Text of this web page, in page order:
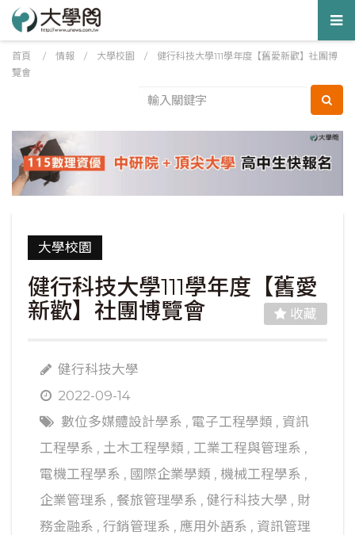
首頁 / 情報 / 大學校園 / 健行科技大學111學年度【舊愛新歡】社團博
覽會
大學校園
健行科技大學111學年度【舊愛
新歡】社團博覽會
收藏
健行科技大學
2022-09-14
數位多媒體設計學系 , 電子工程學類 , 資訊
工程學系 , 土木工程學類 , 工業工程與管理系 ,
電機工程學系 , 國際企業學類 , 機械工程學系 ,
企業管理系 , 餐旅管理學系 , 健行科技大學 , 財
務金融系 , 行銷管理系 , 應用外語系 , 資訊管理